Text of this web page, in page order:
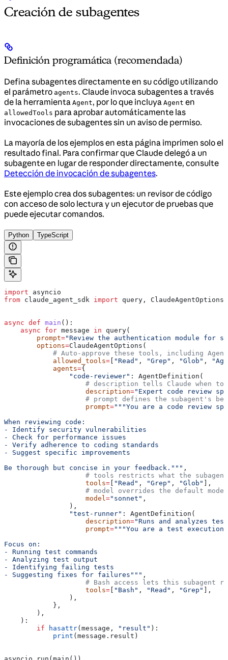
Creación de subagentes
Definición programática (recomendada)
Defina subagentes directamente en su código utilizando
el parámetro agents. Claude invoca subagentes a través
de la herramienta Agent, por lo que incluya Agent en
allowedTools para aprobar automáticamente las
invocaciones de subagentes sin un aviso de permiso.
La mayoría de los ejemplos en esta página imprimen solo el
resultado final. Para confirmar que Claude delegó a un
subagente en lugar de responder directamente, consulte
Detección de invocación de subagentes.
Este ejemplo crea dos subagentes: un revisor de código
con acceso de solo lectura y un ejecutor de pruebas que
puede ejecutar comandos.
Python TypeScript
import asyncio
from claude_agent_sdk import query,
async def main ():
    async
for message in query(
        prompt
="Review the authentication module for
        options
=ClaudeAgentOptions(
# Auto-approve these tools, including
            allowed_tools
= "Read" , "Grep" , "Glob" ,
            agents
={
                "code-reviewer"
: AgentDefinition(
# description tells Claude when to
                    description
="Expert code review
# prompt defines the subagent's
                    prompt
="""You are a code review
When reviewing code:
- Identify security vulnerabilities
- Check for performance issues
- Verify adherence to coding standards
- Suggest specific improvements
Be thorough but concise in your feedback.""" ,
# tools restricts what the
                    tools
= "Read" , "Grep" , "Glob"
],
# model overrides the default
                    model
="sonnet" ,
                ),
                "test-runner"
: AgentDefinition(
                    description
="Runs and analyzes
                    prompt
="""You are a test
Focus on:
- Running test commands
- Analyzing test output
- Identifying failing tests
- Suggesting fixes for failures""" ,
# Bash access lets this subagent
                    tools
= "Bash" , "Read" , "Grep"
],
                ),
            },
        ),
    ):
        if
hasattr(message, "result" ):
            print
(message.result)